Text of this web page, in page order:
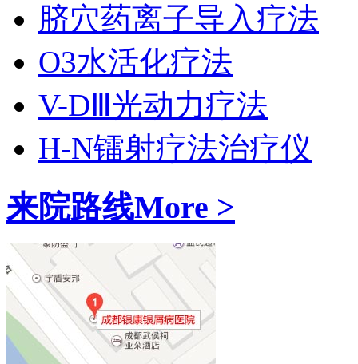
脐穴药离子导入疗法
O3水活化疗法
V-DⅢ光动力疗法
H-N镭射疗法治疗仪
来院路线More >